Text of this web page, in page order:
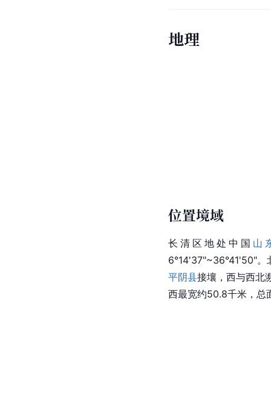
地理
位置境域
长清区地处中国 山
6°14'37"~36°41'50"。
平阴县接壤，西与西北
西最宽约50.8千米，总